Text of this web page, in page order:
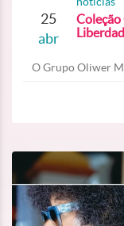
25
abr
Coleção
O Grupo Oliwer